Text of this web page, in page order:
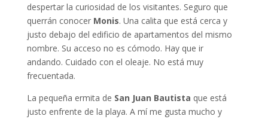
despertar la curiosidad de los visitantes. Seguro que
querrán conocer Monis. Una calita que está cerca y
justo debajo del edificio de apartamentos del mismo
nombre. Su acceso no es cómodo. Hay que ir
andando. Cuidado con el oleaje. No está muy
frecuentada.
La pequeña ermita de San Juan Bautista que está
justo enfrente de la playa. A mí me gusta mucho y